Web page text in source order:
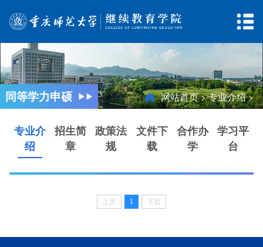
同等学力申硕 网站首页>专业介绍>
专业介
绍
招生简
章
政策法
规
文件下
载
合作办
学
学习平
台
上页 1 下页
网站首页 学院概况
党建思政
同等学力申硕
学生工作
考试评卷
云课堂